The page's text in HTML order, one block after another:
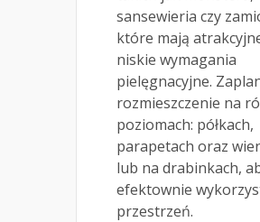
sansewieria czy
które mają
niskie wymagania
pielęgnacyjne.
rozmieszczenie na
poziomach: półkach,
parapetach oraz
lub na drabinkach,
efektownie
przestrzeń.